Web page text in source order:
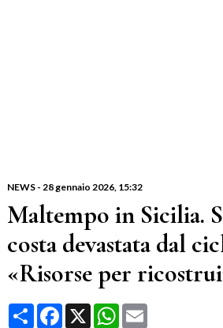
NEWS- 28 gennaio 2026, 15:32
Maltempo in Sicilia.
costa devastata dal
«Risorse per
CondividiFacebook
X WhatsApp
Email